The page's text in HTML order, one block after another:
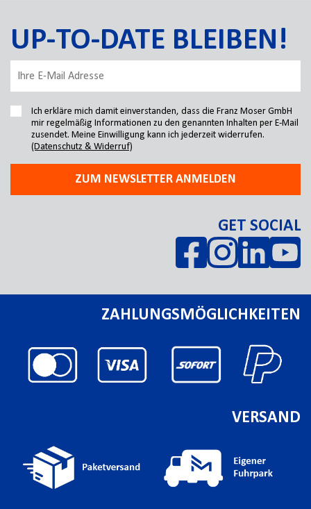
UP-TO-DATE BLEIBEN!
Ich erkläre mich damit einverstanden, dass die Franz Moser GmbH
mir regelmäßig Informationen zu den genannten Inhalten per E-Mail
zusendet. Meine Einwilligung kann ich jederzeit widerrufen.
(Datenschutz & Widerruf)
ZUM NEWSLETTER ANMELDEN
GET SOCIAL
ZAHLUNGSMÖGLICHKEITEN
VERSAND